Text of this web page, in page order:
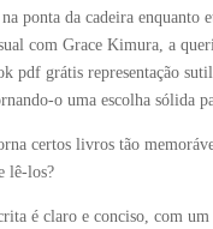
ponta da cadeira enquanto
com Grace Kimura, a
pdf grátis representação
o uma escolha sólida
certos livros tão
lê-los?
é claro e conciso, com